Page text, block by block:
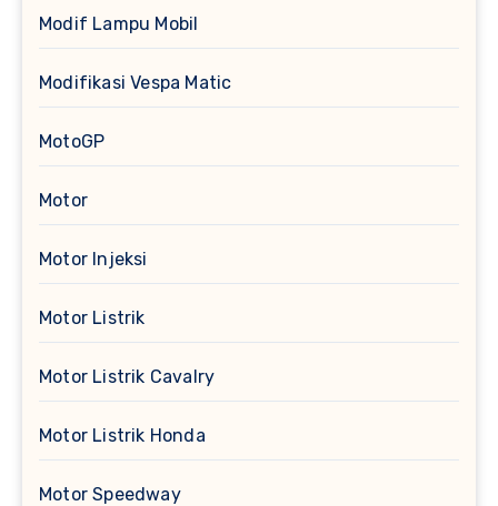
Modif Lampu Mobil
Modifikasi Vespa Matic
MotoGP
Motor
Motor Injeksi
Motor Listrik
Motor Listrik Cavalry
Motor Listrik Honda
Motor Speedway